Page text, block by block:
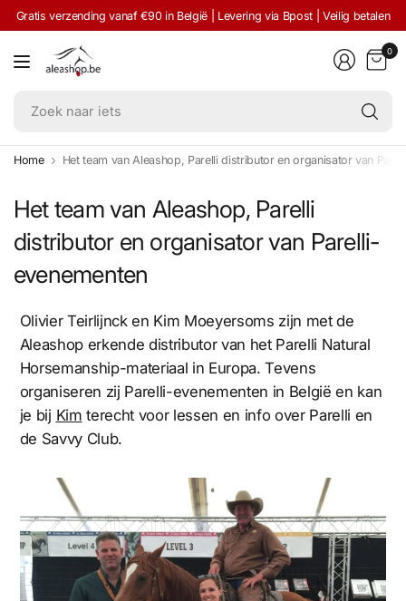
Gratis verzending vanaf €90 in België | Levering via Bpost | Veilig betalen
0
Home Het team van Aleashop, Parelli distributor en organisator van
Het team van Aleashop, Parelli
distributor en organisator van Parelli-
evenementen
Olivier Teirlijnck en Kim Moeyersoms zijn met de
Aleashop erkende distributor van het Parelli Natural
Horsemanship-materiaal in Europa. Tevens
organiseren zij Parelli-evenementen in België en kan
je bij Kim terecht voor lessen en info over Parelli en
de Savvy Club.